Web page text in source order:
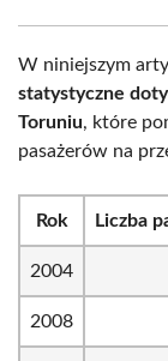
W niniejszym
statystyczne
Toruniu, które
pasażerów na
Rok Liczba
2004
2008